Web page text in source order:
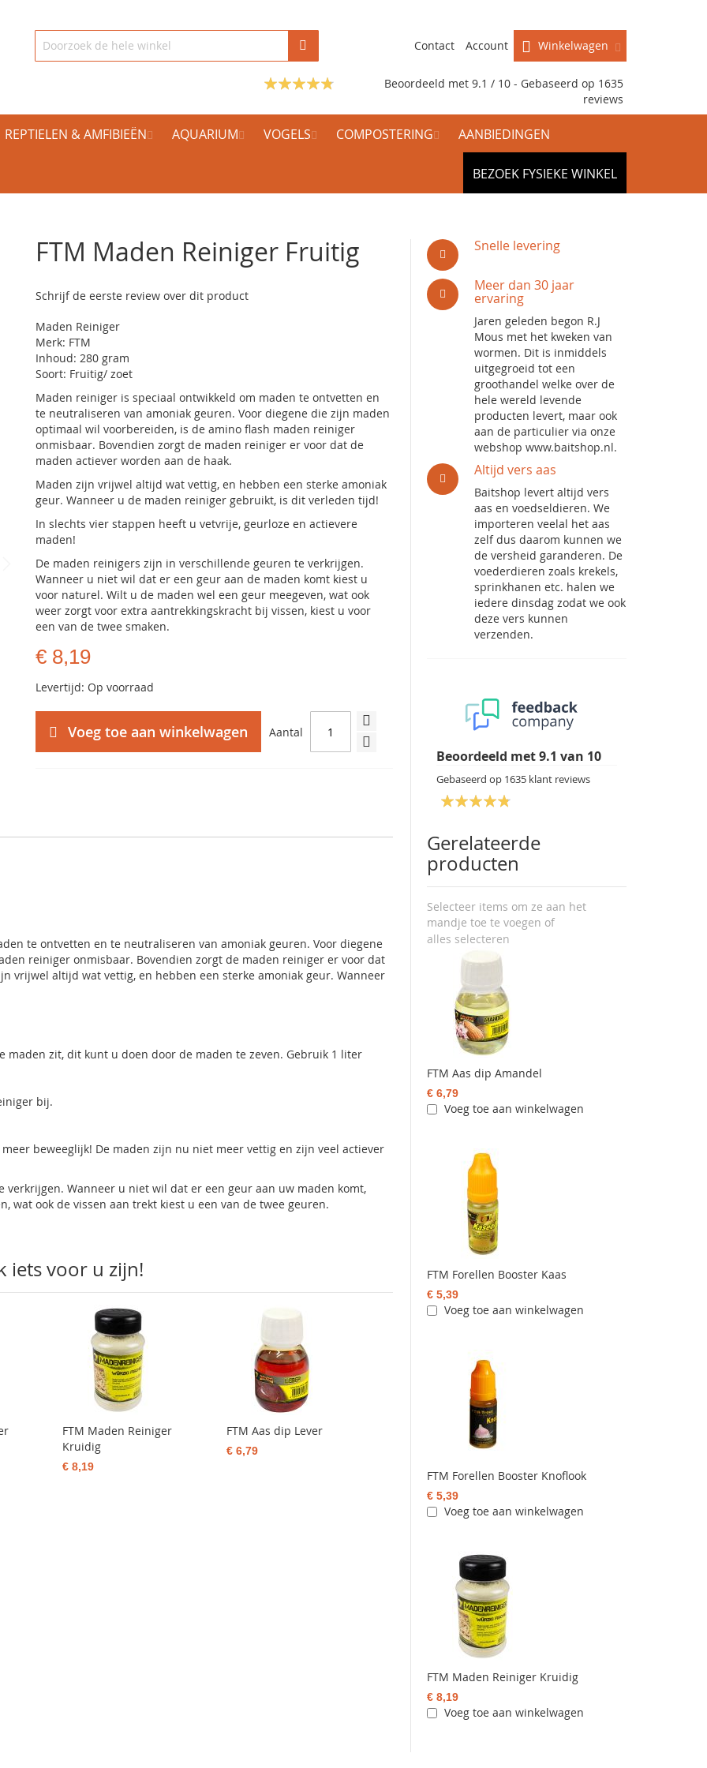
Winkelwagen
Contact Account
Beoordeeld met 9.1 / 10 - Gebaseerd op 1635
reviews
REPTIELEN & AMFIBIEËN AQUARIUM VOGELS COMPOSTERING AANBIEDINGEN
BEZOEK FYSIEKE WINKEL
FTM Maden Reiniger Fruitig
Schrijf de eerste review over dit product
Maden Reiniger
Merk: FTM
Inhoud: 280 gram
Soort: Fruitig/ zoet
Maden reiniger is speciaal ontwikkeld om maden te ontvetten en
te neutraliseren van amoniak geuren. Voor diegene die zijn maden
optimaal wil voorbereiden, is de amino flash maden reiniger
onmisbaar. Bovendien zorgt de maden reiniger er voor dat de
maden actiever worden aan de haak.
Maden zijn vrijwel altijd wat vettig, en hebben een sterke amoniak
geur. Wanneer u de maden reiniger gebruikt, is dit verleden tijd!
In slechts vier stappen heeft u vetvrije, geurloze en actievere
maden!
De maden reinigers zijn in verschillende geuren te verkrijgen.
Wanneer u niet wil dat er een geur aan de maden komt kiest u
voor naturel. Wilt u de maden wel een geur meegeven, wat ook
weer zorgt voor extra aantrekkingskracht bij vissen, kiest u voor
een van de twee smaken.
€ 8,19
Levertijd: Op voorraad
Aantal
Voeg toe aan winkelwagen
Snelle levering
Meer dan 30 jaar
ervaring
Jaren geleden begon R.J
Mous met het kweken van
wormen. Dit is inmiddels
uitgegroeid tot een
groothandel welke over de
hele wereld levende
producten levert, maar ook
aan de particulier via onze
webshop www.baitshop.nl.
Altijd vers aas
Baitshop levert altijd vers
aas en voedseldieren. We
importeren veelal het aas
zelf dus daarom kunnen we
de versheid garanderen. De
voederdieren zoals krekels,
sprinkhanen etc. halen we
iedere dinsdag zodat we ook
deze vers kunnen
verzenden.
Beoordeeld met9.1 van 10
Gebaseerd op 1635 klant reviews
Gerelateerde
producten
Selecteer items om ze aan het
mandje toe te voegen of
alles selecteren
FTM Aas dip Amandel
€ 6,79
Voeg toe aan winkelwagen
FTM Forellen Booster Kaas
€ 5,39
Voeg toe aan winkelwagen
FTM Forellen Booster Knoflook
€ 5,39
Voeg toe aan winkelwagen
FTM Maden Reiniger Kruidig
€ 8,19
Voeg toe aan winkelwagen
te ontvetten en te neutraliseren van amoniak geuren. Voor diegene
reiniger onmisbaar. Bovendien zorgt de maden reiniger er voor dat
vrijwel altijd wat vettig, en hebben een sterke amoniak geur. Wanneer
maden zit, dit kunt u doen door de maden te zeven. Gebruik 1 liter
bij.
beweeglijk! De maden zijn nu niet meer vettig en zijn veel actiever
Wanneer u niet wil dat er een geur aan uw maden komt,
wat ook de vissen aan trekt kiest u een van de twee geuren.
iets voor u zijn!
FTM Maden Reiniger
Kruidig
€ 8,19
FTM Aas dip Lever
€ 6,79